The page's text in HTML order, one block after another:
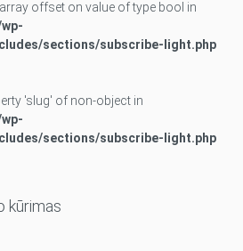
offset on value of type bool in
sections/subscribe-light.php
'slug' of non-object in
sections/subscribe-light.php
kūrimas